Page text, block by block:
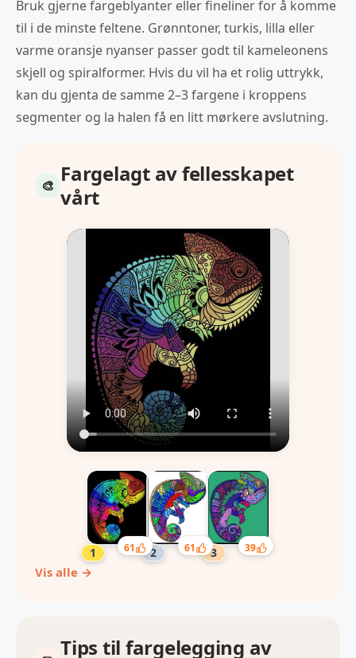
Bruk gjerne fargeblyanter eller fineliner for å komme
til i de minste feltene. Grønntoner, turkis, lilla eller
varme oransje nyanser passer godt til kameleonens
skjell og spiralformer. Hvis du vil ha et rolig uttrykk,
kan du gjenta de samme 2–3 fargene i kroppens
segmenter og la halen få en litt mørkere avslutning.
Fargelagt av fellesskapet
vårt
61 61 39
Vis alle →
Tips til fargelegging av